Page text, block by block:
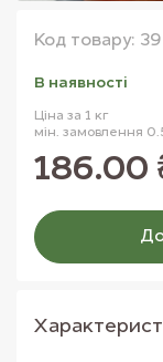
Код товару: 39
В наявностi
Ціна за 1 кг
мін. замовлення
186.00